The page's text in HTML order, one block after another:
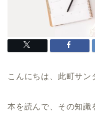
こんにちは、此町サン
本を読んで、その知識